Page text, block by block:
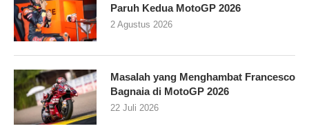
Paruh Kedua MotoGP 2026
2 Agustus 2026
Masalah yang Menghambat Francesco
Bagnaia di MotoGP 2026
22 Juli 2026